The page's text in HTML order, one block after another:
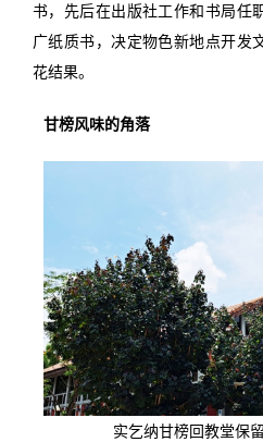
书，先后在出版社工作和书局任
广纸质书，决定物色新地点开发
花结果。
甘榜风味的角落
实乞纳甘榜回教堂保